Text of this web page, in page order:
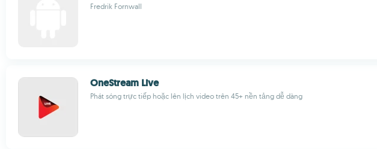
Fredrik Fornwall
OneStream Live
Phát sóng trực tiếp hoặc lên lịch video trên 45+ nền tảng dễ dàng